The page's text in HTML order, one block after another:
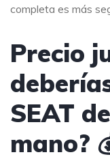
completa es más
Precio
SEAT
mano?